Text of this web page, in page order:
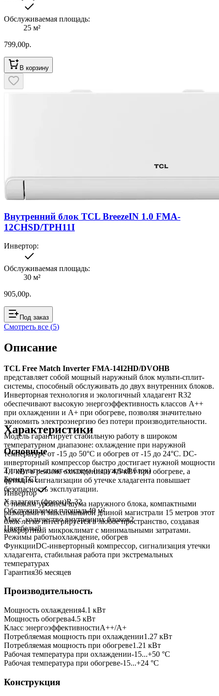
Обслуживаемая площадь:
25 м²
799,00р.
В корзину
Внутренний блок TCL BreezeIN 1.0 FMA-
12CHSD/TPH11I
Инвертор:
Обслуживаемая площадь:
30 м²
905,00р.
Под заказ
Смотреть все (5)
Описание
TCL Free Match Inverter FMA-14I2HD/DVOHB
представляет собой мощный наружный блок мульти-сплит-
системы, способный обслуживать до двух внутренних блоков.
Инверторная технология и экологичный хладагент R32
обеспечивают высокую энергоэффективность классов A++
при охлаждении и A+ при обогреве, позволяя значительно
экономить электроэнергию без потери производительности.
Модель гарантирует стабильную работу в широком
температурном диапазоне: охлаждение при наружной
температуре от -15 до 50°C и обогрев от -15 до 24°C. DC-
инверторный компрессор быстро достигает нужной мощности
4,1 кВт в режиме охлаждения и 4,5 кВт при обогреве, а
функция сигнализации об утечке хладагента повышает
безопасность эксплуатации.
С низким уровнем шума наружного блока, компактными
размерами и максимальной длиной магистрали 15 метров этот
блок легко интегрируется в любое пространство, создавая
комфортный микроклимат с минимальными затратами.
Характеристики
Основные
Типмульти-сплит-система (наружный блок)
БрендTCL
Инвертор
Хладагент (фреон)R-32
Обслуживаемая площадь40м²
Макс. количество внутренних блоков2
Цветбелый
Режимы работыохлаждение, обогрев
ФункцииDC-инверторный компрессор, сигнализация утечки
хладагента, стабильная работа при экстремальных
температурах
Гарантия36 месяцев
Производительность
Мощность охлаждения4.1 кВт
Мощность обогрева4.5 кВт
Класс энергоэффективностиA++/A+
Потребляемая мощность при охлаждении1.27 кВт
Потребляемая мощность при обогреве1.21 кВт
Рабочая температура при охлаждении-15...+50 °C
Рабочая температура при обогреве-15...+24 °C
Конструкция